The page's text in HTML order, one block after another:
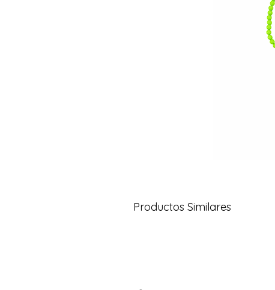
Productos Similares